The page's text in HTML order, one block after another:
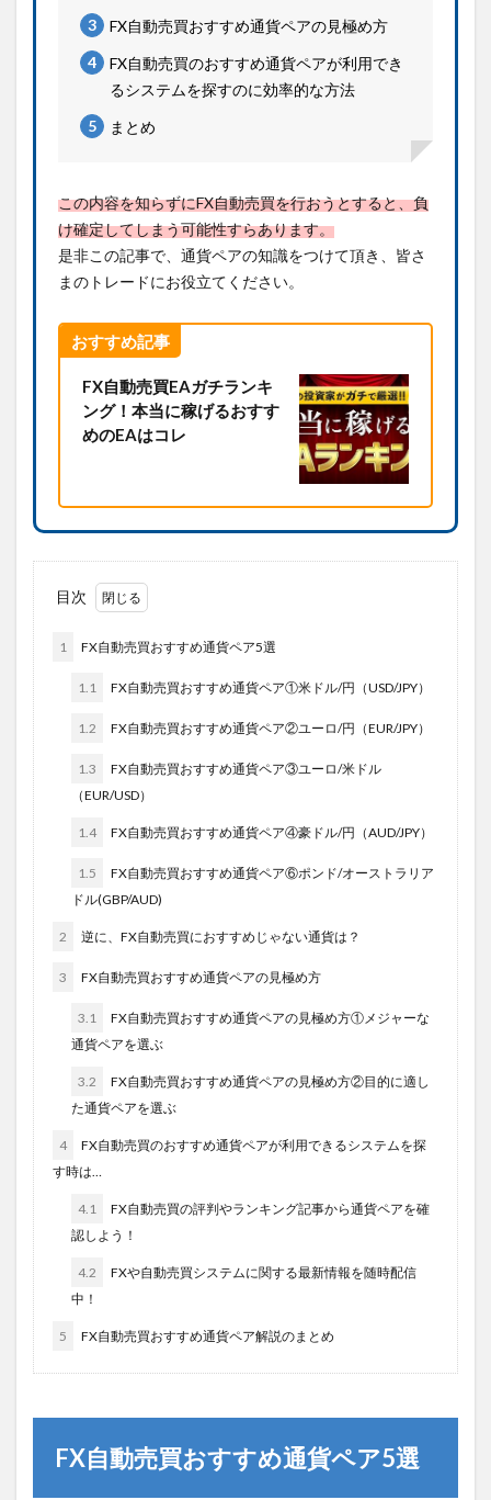
FX自動売買おすすめ通貨ペアの見極め方
FX自動売買のおすすめ通貨ペアが利用でき
るシステムを探すのに効率的な方法
まとめ
この内容を知らずにFX自動売買を行おうとすると、負
け確定してしまう可能性すらあります。
是非この記事で、通貨ペアの知識をつけて頂き、皆さ
まのトレードにお役立てください。
おすすめ記事
FX自動売買EAガチランキ
ング！本当に稼げるおすす
めのEAはコレ
目次
1 FX自動売買おすすめ通貨ペア5選
1.1 FX自動売買おすすめ通貨ペア①米ドル/円（USD/JPY）
1.2 FX自動売買おすすめ通貨ペア②ユーロ/円（EUR/JPY）
1.3
FX自動売買おすすめ通貨ペア③ユーロ/米ドル
（EUR/USD）
1.4 FX自動売買おすすめ通貨ペア④豪ドル/円（AUD/JPY）
1.5
FX自動売買おすすめ通貨ペア⑥ポンド/オーストラリア
ドル(GBP/AUD)
2 逆に、FX自動売買におすすめじゃない通貨は？
3 FX自動売買おすすめ通貨ペアの見極め方
3.1
FX自動売買おすすめ通貨ペアの見極め方①メジャーな
通貨ペアを選ぶ
3.2
FX自動売買おすすめ通貨ペアの見極め方②目的に適し
た通貨ペアを選ぶ
4
FX自動売買のおすすめ通貨ペアが利用できるシステムを探
す時は…
4.1
FX自動売買の評判やランキング記事から通貨ペアを確
認しよう！
4.2
FXや自動売買システムに関する最新情報を随時配信
中！
5 FX自動売買おすすめ通貨ペア解説のまとめ
FX自動売買おすすめ通貨ペア5選